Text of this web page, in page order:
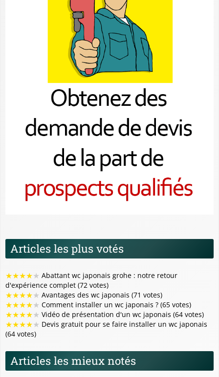
Articles les plus votés
★★★★★ Abattant wc japonais grohe : notre retour
d'expérience complet (72 votes)
★★★★★ Avantages des wc japonais (71 votes)
★★★★★ Comment installer un wc japonais ? (65 votes)
★★★★★ Vidéo de présentation d'un wc japonais (64 votes)
★★★★★ Devis gratuit pour se faire installer un wc japonais
(64 votes)
Articles les mieux notés